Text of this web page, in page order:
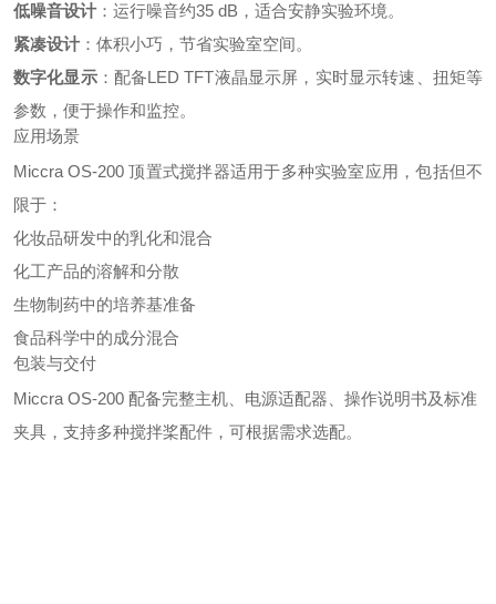
低噪音设计 ： 运行噪音约35 dB，适合安静实验环境。
紧凑设计 ： 体积小巧，节省实验室空间。
数字化显示： 配备LED TFT液晶显示屏，实时显示转速、扭矩等
参数，便于操作和监控。
应用场景
Miccra OS-200 顶置式搅拌器适用于多种实验室应用，包括但不
限于：
化妆品研发中的乳化和混合
化工产品的溶解和分散
生物制药中的培养基准备
食品科学中的成分混合
包装与交付
Miccra OS-200 配备完整主机、电源适配器、操作说明书及标准
夹具，支持多种搅拌桨配件，可根据需求选配。